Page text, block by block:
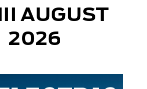
AUGUST
2026